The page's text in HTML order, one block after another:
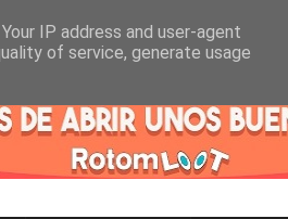
IP address and user-agent
of service, generate usage